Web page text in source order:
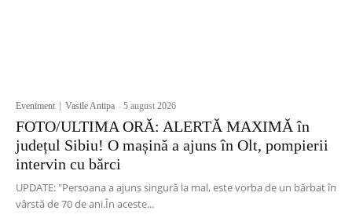
Eveniment Vasile Antipa -5 august 2026
FOTO/ULTIMA ORĂ: ALERTĂ MAXIMĂ în
județul Sibiu! O mașină a ajuns în Olt, pompierii
intervin cu bărci
UPDATE: "Persoana a ajuns singură la mal, este vorba de un bărbat în
vârstă de 70 de ani.În aceste...